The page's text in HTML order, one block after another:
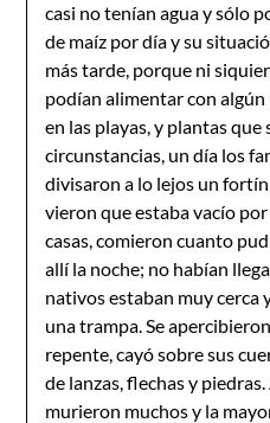
casi no tenían agua y sólo
de maíz por día y su
más tarde, porque ni
podían alimentar con
en las playas, y plantas que
circunstancias, un día los
divisaron a lo lejos un
vieron que estaba vacío
casas, comieron cuanto
allí la noche; no habían
nativos estaban muy cerca
una trampa. Se
repente, cayó sobre sus
de lanzas, flechas y
murieron muchos y la